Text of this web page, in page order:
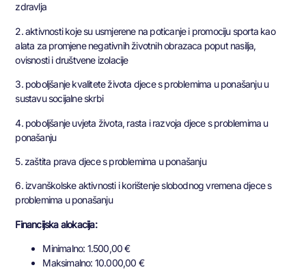
zdravlja
2. aktivnosti koje su usmjerene na poticanje i promociju sporta kao
alata za promjene negativnih životnih obrazaca poput nasilja,
ovisnosti i društvene izolacije
3. poboljšanje kvalitete života djece s problemima u ponašanju u
sustavu socijalne skrbi
4. poboljšanje uvjeta života, rasta i razvoja djece s problemima u
ponašanju
5. zaštita prava djece s problemima u ponašanju
6. izvanškolske aktivnosti i korištenje slobodnog vremena djece s
problemima u ponašanju
Financijska alokacija:
Minimalno: 1.500,00 €
Maksimalno: 10.000,00 €